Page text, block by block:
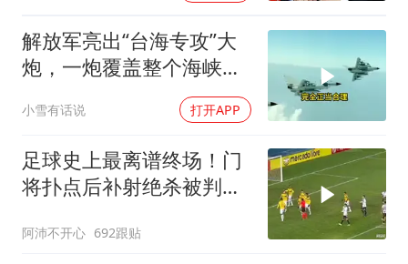
解放军亮出“台海专攻”大
炮，一炮覆盖整个海峡，
小雪有话说 打开APP
足球史上最离谱终场！门
将扑点后补射绝杀被判无
阿沛不开心 692跟贴